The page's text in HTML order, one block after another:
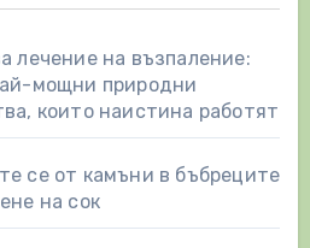
лечение на възпаление:
мощни природни
които наистина работят
се от камъни в бъбреците
на сок